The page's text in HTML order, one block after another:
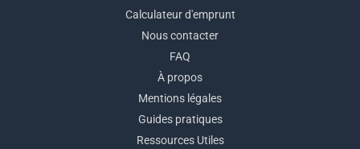
Calculateur d'emprunt
Nous contacter
FAQ
À propos
Mentions légales
Guides pratiques
Ressources Utiles